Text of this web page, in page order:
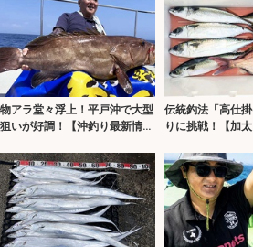
アラ堂々浮上！平戸沖で大型
いが好調！【沖釣り最新情報
伝統釣法「高仕
りに挑戦！【加